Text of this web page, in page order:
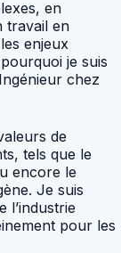
en
travail en
enjeux
je suis
chez
de
tels que le
encore le
Je suis
l’industrie
pour les